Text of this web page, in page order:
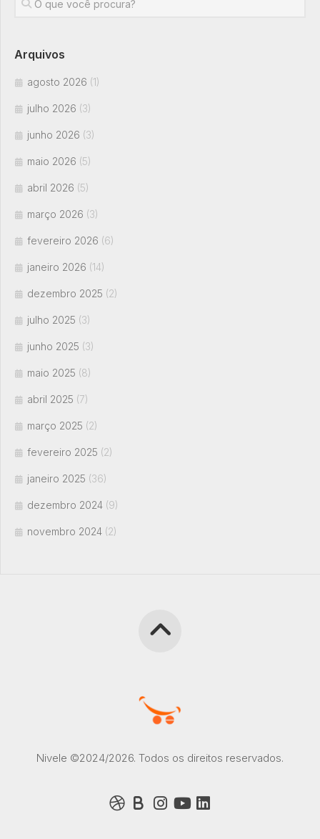
Arquivos
agosto 2026 (1)
julho 2026 (3)
junho 2026 (3)
maio 2026 (5)
abril 2026 (5)
março 2026 (3)
fevereiro 2026 (6)
janeiro 2026 (14)
dezembro 2025 (2)
julho 2025 (3)
junho 2025 (3)
maio 2025 (8)
abril 2025 (7)
março 2025 (2)
fevereiro 2025 (2)
janeiro 2025 (36)
dezembro 2024 (9)
novembro 2024 (2)
Nivele ©2024/2026. Todos os direitos reservados.